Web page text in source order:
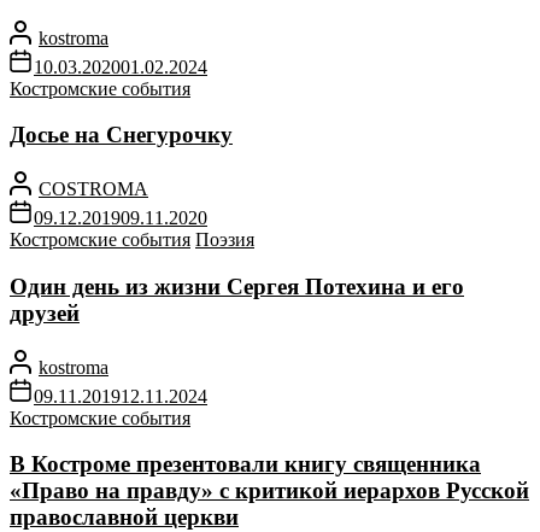
kostroma
10.03.202001.02.2024
Костромские события
Досье на Снегурочку
COSTROMA
09.12.201909.11.2020
Костромские события Поэзия
Один день из жизни Сергея Потехина и его
друзей
kostroma
09.11.201912.11.2024
Костромские события
В Костроме презентовали книгу священника
«Право на правду» с критикой иерархов Русской
православной церкви